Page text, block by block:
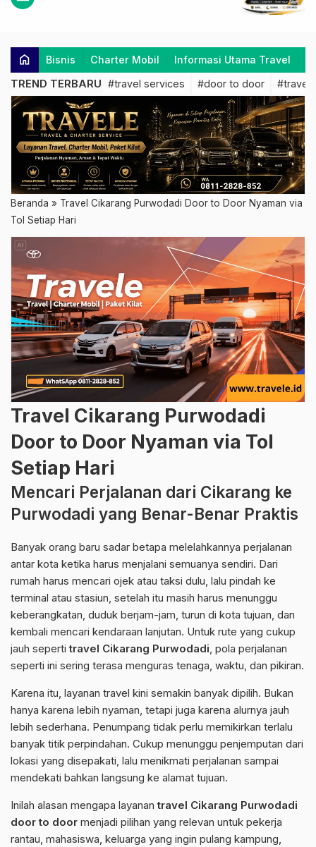
home Bisnis Charter Mobil Informasi Utama Travel
TREND TERBARU #travel services #door to door #travel
Beranda » Travel Cikarang Purwodadi Door to Door Nyaman via
Tol Setiap Hari
Travel Cikarang Purwodadi
Door to Door Nyaman via Tol
Setiap Hari
Mencari Perjalanan dari Cikarang ke
Purwodadi yang Benar-Benar Praktis
Banyak orang baru sadar betapa melelahkannya perjalanan
antar kota ketika harus menjalani semuanya sendiri. Dari
rumah harus mencari ojek atau taksi dulu, lalu pindah ke
terminal atau stasiun, setelah itu masih harus menunggu
keberangkatan, duduk berjam-jam, turun di kota tujuan, dan
kembali mencari kendaraan lanjutan. Untuk rute yang cukup
jauh sepertitravel Cikarang Purwodadi, pola perjalanan
seperti ini sering terasa menguras tenaga, waktu, dan pikiran.
Karena itu, layanan travel kini semakin banyak dipilih. Bukan
hanya karena lebih nyaman, tetapi juga karena alurnya jauh
lebih sederhana. Penumpang tidak perlu memikirkan terlalu
banyak titik perpindahan. Cukup menunggu penjemputan dari
lokasi yang disepakati, lalu menikmati perjalanan sampai
mendekati bahkan langsung ke alamat tujuan.
Inilah alasan mengapa layanantravel Cikarang Purwodadi
door to door menjadi pilihan yang relevan untuk pekerja
rantau, mahasiswa, keluarga yang ingin pulang kampung,